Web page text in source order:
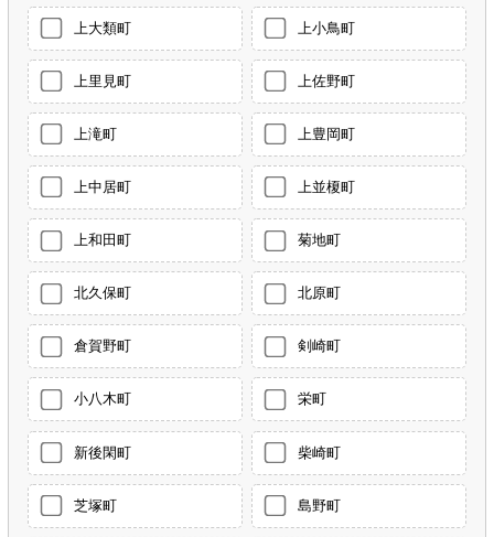
上大類町 上小鳥町
上里見町 上佐野町
上滝町 上豊岡町
上中居町 上並榎町
上和田町 菊地町
北久保町 北原町
倉賀野町 剣崎町
小八木町 栄町
新後閑町 柴崎町
芝塚町 島野町